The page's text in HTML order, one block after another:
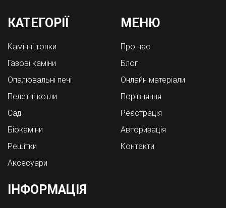
КАТЕГОРІЇ
Камінні топки
Газові каміни
Опалювальні печі
Пелетні котли
Cад
Біокаміни
Решітки
Аксесуари
МЕНЮ
Про нас
Блог
Онлайн матеріали
Порівняння
Реєстрація
Авторизація
Контакти
ІНФОРМАЦІЯ